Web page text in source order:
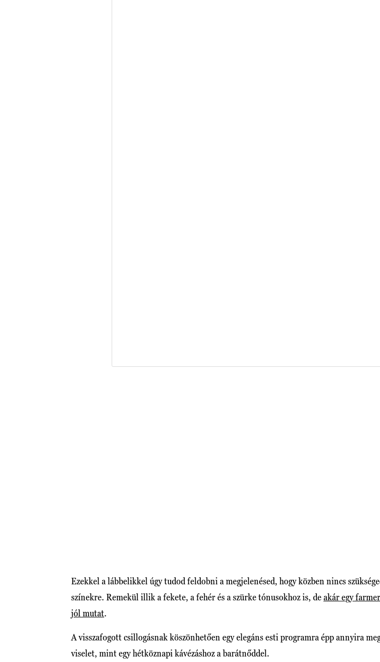
Ezekkel a lábbelikkel úgy tudod feldobni a megjelenésed, hogy közben nincs
színekre. Remekül illik a fekete, a fehér és a szürke tónusokhoz is, deakár egy
jól mutat.
A visszafogott csillogásnak köszönhetően egy elegáns esti programra épp annyira
viselet, mint egy hétköznapi kávézáshoz a barátnőddel.